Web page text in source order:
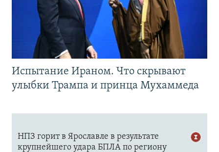
Испытание Ираном. Что скрывают
улыбки Трампа и принца Мухаммеда